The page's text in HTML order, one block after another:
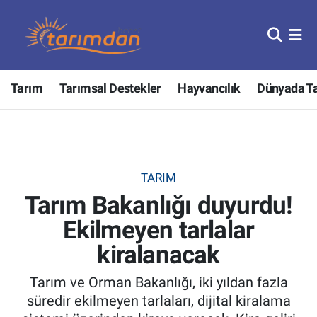
Tarım Tarımsal Destekler Hayvancılık Dünyada
TARIM
Tarım Bakanlığı duyurdu!
Ekilmeyen tarlalar
kiralanacak
Tarım ve Orman Bakanlığı, iki yıldan fazla
süredir ekilmeyen tarlaları, dijital kiralama
Tarım
Hayvancılık
Tarımsal Destekler
Tarım Bakanlığı
Tarım Kredi Kooperatifleri
Nöbetçi Eczaneler
Hava Durumu
Tüm Manşetler
Son Dakika Haberleri